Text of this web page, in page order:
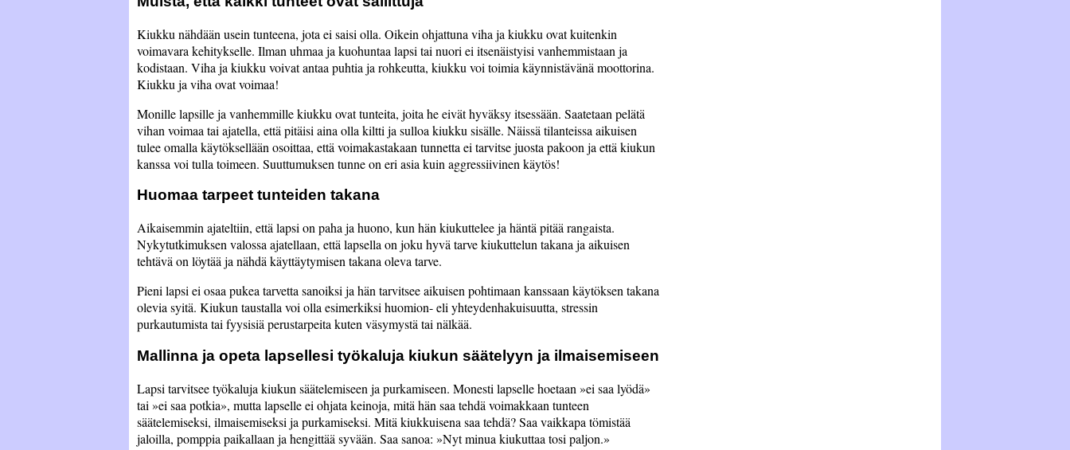
Kiukku nähdään usein tunteena, jota ei saisi olla. Oikein ohjattuna viha ja kiukku ovat kuitenkin
voimavara kehitykselle. Ilman uhmaa ja kuohuntaa lapsi tai nuori ei itsenäistyisi vanhemmistaan ja
kodistaan. Viha ja kiukku voivat antaa puhtia ja rohkeutta, kiukku voi toimia käynnistävänä moottorina.
Kiukku ja viha ovat voimaa!
Monille lapsille ja vanhemmille kiukku ovat tunteita, joita he eivät hyväksy itsessään. Saatetaan pelätä
vihan voimaa tai ajatella, että pitäisi aina olla kiltti ja sulloa kiukku sisälle. Näissä tilanteissa aikuisen
tulee omalla käytöksellään osoittaa, että voimakastakaan tunnetta ei tarvitse juosta pakoon ja että kiukun
kanssa voi tulla toimeen. Suuttumuksen tunne on eri asia kuin aggressiivinen käytös!
Huomaa tarpeet tunteiden takana
Aikaisemmin ajateltiin, että lapsi on paha ja huono, kun hän kiukuttelee ja häntä pitää rangaista.
Nykytutkimuksen valossa ajatellaan, että lapsella on joku hyvä tarve kiukuttelun takana ja aikuisen
tehtävä on löytää ja nähdä käyttäytymisen takana oleva tarve.
Pieni lapsi ei osaa pukea tarvetta sanoiksi ja hän tarvitsee aikuisen pohtimaan kanssaan käytöksen takana
olevia syitä. Kiukun taustalla voi olla esimerkiksi huomion- eli yhteydenhakuisuutta, stressin
purkautumista tai fyysisiä perustarpeita kuten väsymystä tai nälkää.
Mallinna ja opeta lapsellesi työkaluja kiukun säätelyyn ja ilmaisemiseen
Lapsi tarvitsee työkaluja kiukun säätelemiseen ja purkamiseen. Monesti lapselle hoetaan
ei saa lyödä
tai
ei saa potkia , mutta lapselle ei ohjata keinoja, mitä hän saa tehdä voimakkaan tunteen
säätelemiseksi, ilmaisemiseksi ja purkamiseksi. Mitä kiukkuisena saa tehdä? Saa vaikkapa tömistää
jaloilla, pomppia paikallaan ja hengittää syvään. Saa sanoa:
Nyt minua kiukuttaa tosi paljon.